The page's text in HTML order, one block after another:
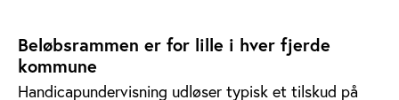
Beløbsrammen er for lille i hver fjerde
kommune
Handicapundervisning udløser typisk et tilskud på